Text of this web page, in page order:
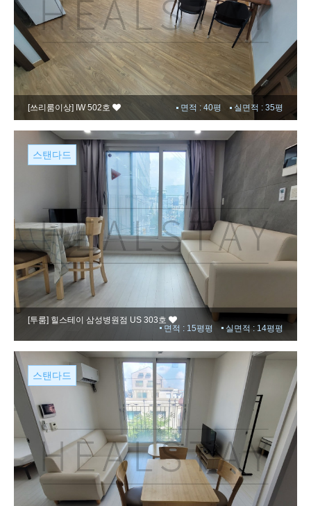
[쓰리룸이상] IW 502호 면적 : 40평 실면적 : 35평
스탠다드
[투룸] 힐스테이 삼성병원점 US 303호
면적 : 15평평
실면적 : 14평평
스탠다드